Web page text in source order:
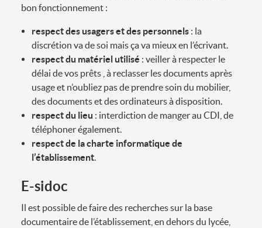
bon fonctionnement :
respect des usagers et des personnels: la
discrétion va de soi mais ça va mieux en l’écrivant.
respect du matériel utilisé : veiller à respecter le
délai de vos prêts , à reclasser les documents après
usage et n’oubliez pas de prendre soin du mobilier,
des documents et des ordinateurs à disposition.
respect du lieu : interdiction de manger au CDI, de
téléphoner également.
respect de la charte informatique de
l’établissement.
E-sidoc
Il est possible de faire des recherches sur la base
documentaire de l’établissement, en dehors du lycée,